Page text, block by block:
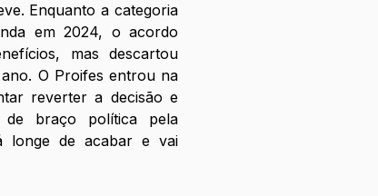
Enquanto a categoria
em 2024, o acordo
mas descartou
O Proifes entrou na
reverter a decisão e
braço política pela
longe de acabar e vai